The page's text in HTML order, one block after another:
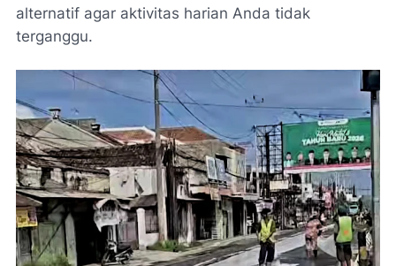
alternatif agar aktivitas harian Anda tidak
terganggu.